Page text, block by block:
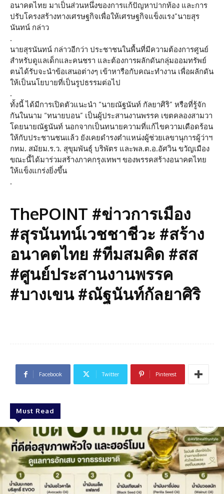
อนาคตไทย มาเป็นส่วนหนึ่งของการแก้ปัญหาปากท้อง และการ
ปรับโครงสร้างทางเศรษฐกิจเพื่อให้เศรษฐกิจแข็งแรง”นายสุร
นันทน์ กล่าว
.
นายสุรนันทน์ กล่าวอีกว่า ประชาชนในพื้นที่มีความต้องการศูนย์
สำหรับดูแลเด็กและคนชรา และต้องการผลักดันกลุ่มออมทรัพย์
ตนได้รับจะนำข้อเสนอต่างๆ เข้าหารือกับคณะทำงาน เพื่อผลักดัน
ให้เป็นนโยบายที่เป็นรูปธรรมต่อไป
.
ทั้งนี้ ได้มีการเปิดตัวแนะนำ “นายณัฐนันท์ กัลยาศิริ” หรือที่รู้จัก
กันในนาม “ทนายบอน” เป็นผู้ประสานงานพรรค เขตคลองสามวา
โดยนายณัฐนันท์ นอกจากเป็นทนายความที่แก้ไขความเดือดร้อน
ให้กับประชานชนแล้ว ยังเคยดำรงตำแหน่งผู้ช่วยเลขานุการผู้ว่าฯ
กทม. สมัยม.ร.ว. สุขุมพันธุ์ บริพัตร และพล.ต.อ.อัศวิน ขวัญเมือง
ขณะนี้ได้มาร่วมสร้างภาคกรุงเทพฯ ของพรรคสร้างอนาคตไทย
ให้แข็งแกร่งยิ่งขึ้น
.
ThePOINT #ข่าวการเมือง
#สุรนันทน์เวชชาชีวะ #สร้าง
อนาคตไทย #ทีมสมคิด #สส
#ศูนย์ประสานงานพรรค
#บางเขน #ณัฐนันท์กัลยาศิริ
Facebook Twitter Pinterest
Must Read